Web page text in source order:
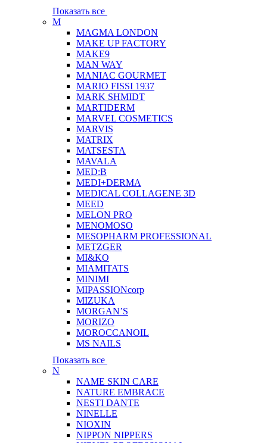
Показать все
M
MAGMA LONDON
MAKE UP FACTORY
MAKE9
MAN WAY
MANIAC GOURMET
MARIO FISSI 1937
MARK SHMIDT
MARTIDERM
MARVEL COSMETICS
MARVIS
MATRIX
MATSESTA
MAVALA
MED:B
MEDI+DERMA
MEDICAL COLLAGENE 3D
MEED
MELON PRO
MENOMOSO
MESOPHARM PROFESSIONAL
METZGER
MI&KO
MIAMITATS
MINIMI
MIPASSIONcorp
MIZUKA
MORGAN’S
MORIZO
MOROCCANOIL
MS NAILS
Показать все
N
NAME SKIN CARE
NATURE EMBRACE
NESTI DANTE
NINELLE
NIOXIN
NIPPON NIPPERS